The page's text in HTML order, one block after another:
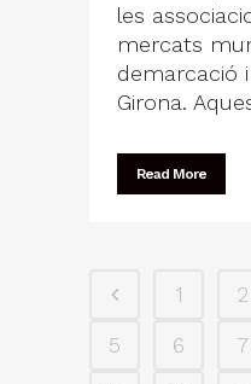
les
mercats
demarcació
Girona.
Read More
1 2
5
6 7